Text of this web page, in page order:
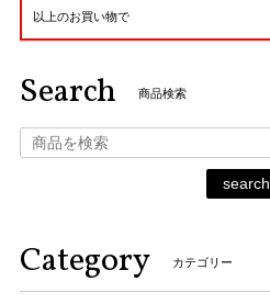
以上のお買い物で
Search 商品検索
search
Category カテゴリー